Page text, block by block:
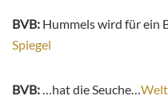
BVB: Hummels wird für ein
Spiegel
BVB:…hat die Seuche…Welt